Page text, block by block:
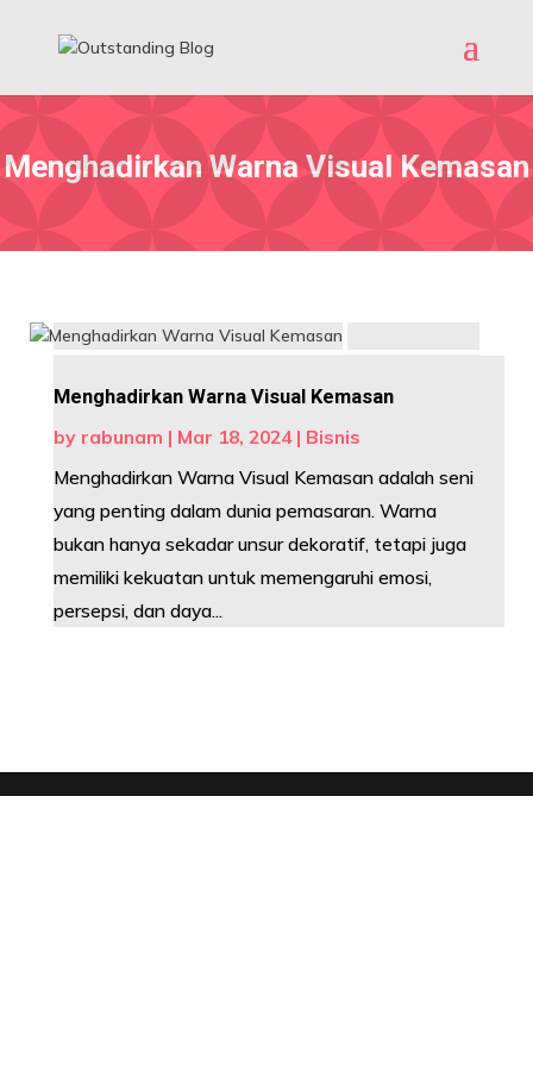
Menghadirkan Warna Visual Kemasan
Menghadirkan Warna Visual Kemasan
by rabunam | Mar 18, 2024| Bisnis
Menghadirkan Warna Visual Kemasan adalah seni
yang penting dalam dunia pemasaran. Warna
bukan hanya sekadar unsur dekoratif, tetapi juga
memiliki kekuatan untuk memengaruhi emosi,
persepsi, dan daya...